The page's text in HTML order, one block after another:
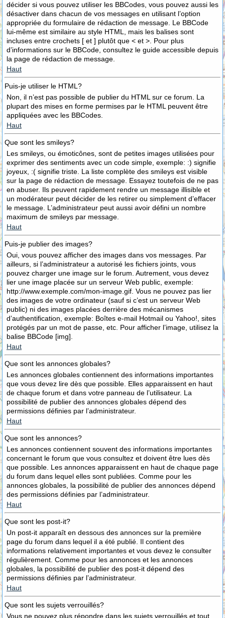
décider si vous pouvez utiliser les BBCodes, vous pouvez aussi les
désactiver dans chacun de vos messages en utilisant l’option
appropriée du formulaire de rédaction de message. Le BBCode
lui-même est similaire au style HTML, mais les balises sont
incluses entre crochets [ et ] plutôt que < et >. Pour plus
d’informations sur le BBCode, consultez le guide accessible depuis
la page de rédaction de message.
Haut
Puis-je utiliser le HTML?
Non, il n’est pas possible de publier du HTML sur ce forum. La
plupart des mises en forme permises par le HTML peuvent être
appliquées avec les BBCodes.
Haut
Que sont les smileys?
Les smileys, ou émoticônes, sont de petites images utilisées pour
exprimer des sentiments avec un code simple, exemple: :) signifie
joyeux, :( signifie triste. La liste complète des smileys est visible
sur la page de rédaction de message. Essayez toutefois de ne pas
en abuser. Ils peuvent rapidement rendre un message illisible et
un modérateur peut décider de les retirer ou simplement d’effacer
le message. L’administrateur peut aussi avoir défini un nombre
maximum de smileys par message.
Haut
Puis-je publier des images?
Oui, vous pouvez afficher des images dans vos messages. Par
ailleurs, si l’administrateur a autorisé les fichiers joints, vous
pouvez charger une image sur le forum. Autrement, vous devez
lier une image placée sur un serveur Web public, exemple:
http://www.exemple.com/mon-image.gif. Vous ne pouvez pas lier
des images de votre ordinateur (sauf si c’est un serveur Web
public) ni des images placées derrière des mécanismes
d’authentification, exemple: Boîtes e-mail Hotmail ou Yahoo!, sites
protégés par un mot de passe, etc. Pour afficher l’image, utilisez la
balise BBCode [img].
Haut
Que sont les annonces globales?
Les annonces globales contiennent des informations importantes
que vous devez lire dès que possible. Elles apparaissent en haut
de chaque forum et dans votre panneau de l’utilisateur. La
possibilité de publier des annonces globales dépend des
permissions définies par l’administrateur.
Haut
Que sont les annonces?
Les annonces contiennent souvent des informations importantes
concernant le forum que vous consultez et doivent être lues dès
que possible. Les annonces apparaissent en haut de chaque page
du forum dans lequel elles sont publiées. Comme pour les
annonces globales, la possibilité de publier des annonces dépend
des permissions définies par l’administrateur.
Haut
Que sont les post-it?
Un post-it apparaît en dessous des annonces sur la première
page du forum dans lequel il a été publié. Il contient des
informations relativement importantes et vous devez le consulter
régulièrement. Comme pour les annonces et les annonces
globales, la possibilité de publier des post-it dépend des
permissions définies par l’administrateur.
Haut
Que sont les sujets verrouillés?
Vous ne pouvez plus répondre dans les sujets verrouillés et tout